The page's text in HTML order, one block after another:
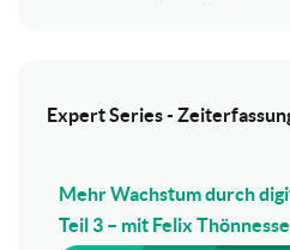
Expert Series -
Mehr Wachstum durch
Teil 3 – mit Felix